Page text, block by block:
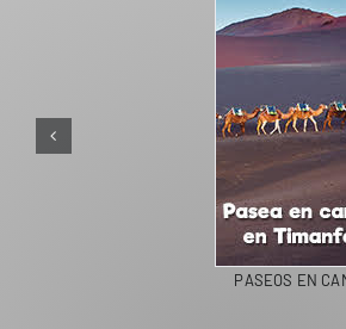
PASEOS EN CAMELLO